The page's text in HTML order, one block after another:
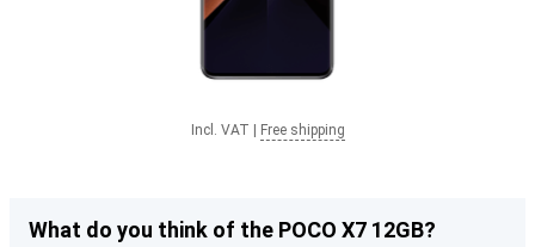
Incl. VAT Free shipping
What do you think of the POCO X7 12GB?